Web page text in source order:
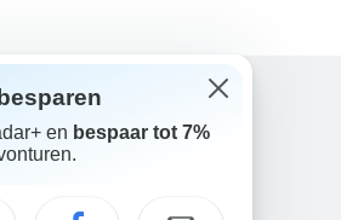
op
en bespaar tot 7%